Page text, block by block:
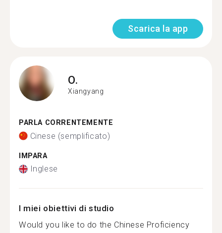
Scarica la app
O.
Xiangyang
PARLA CORRENTEMENTE
Cinese (semplificato)
IMPARA
Inglese
I miei obiettivi di studio
Would you like to do the Chinese Proficiency